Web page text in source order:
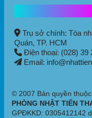
Trụ sở chính: Tòa
Quán, TP. HCM
Điện thoại: (028) 39
Email:
© 2007 Bản quyền thuộc
PHÒNG NHẬT TIẾN
GPĐKKD: 0305412142